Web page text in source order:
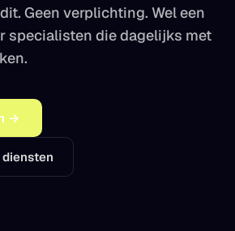
Geen verplichting. Wel een
specialisten die dagelijks met
→